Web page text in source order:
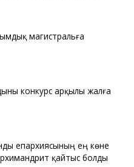
магистральға
конкурс арқылы жалға
епархиясының ең көне
қайтыс болды